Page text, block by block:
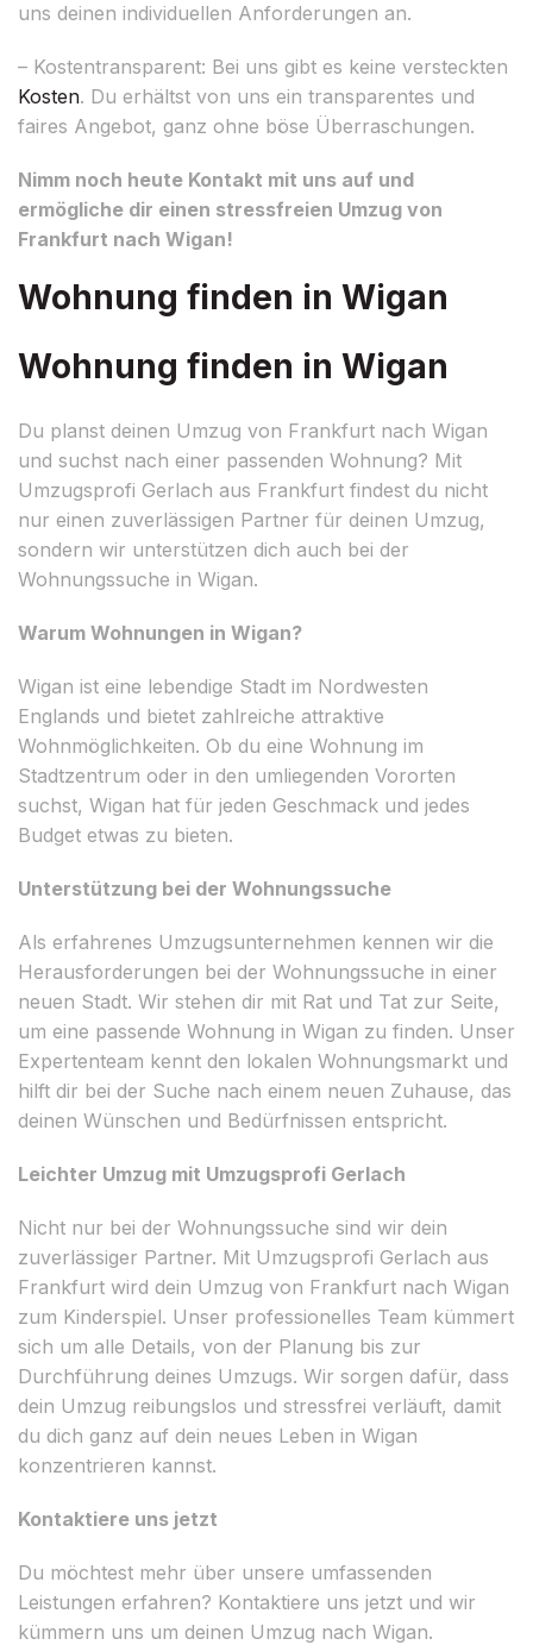
uns deinen individuellen Anforderungen an.
– Kostentransparent: Bei uns gibt es keine versteckten
Kosten. Du erhältst von uns ein transparentes und
faires Angebot, ganz ohne böse Überraschungen.
Nimm noch heute Kontakt mit uns auf und
ermögliche dir einen stressfreien Umzug von
Frankfurt nach Wigan!
Wohnung finden in Wigan
Wohnung finden in Wigan
Du planst deinen Umzug von Frankfurt nach Wigan
und suchst nach einer passenden Wohnung? Mit
Umzugsprofi Gerlach aus Frankfurt findest du nicht
nur einen zuverlässigen Partner für deinen Umzug,
sondern wir unterstützen dich auch bei der
Wohnungssuche in Wigan.
Warum Wohnungen in Wigan?
Wigan ist eine lebendige Stadt im Nordwesten
Englands und bietet zahlreiche attraktive
Wohnmöglichkeiten. Ob du eine Wohnung im
Stadtzentrum oder in den umliegenden Vororten
suchst, Wigan hat für jeden Geschmack und jedes
Budget etwas zu bieten.
Unterstützung bei der Wohnungssuche
Als erfahrenes Umzugsunternehmen kennen wir die
Herausforderungen bei der Wohnungssuche in einer
neuen Stadt. Wir stehen dir mit Rat und Tat zur Seite,
um eine passende Wohnung in Wigan zu finden. Unser
Expertenteam kennt den lokalen Wohnungsmarkt und
hilft dir bei der Suche nach einem neuen Zuhause, das
deinen Wünschen und Bedürfnissen entspricht.
Leichter Umzug mit Umzugsprofi Gerlach
Nicht nur bei der Wohnungssuche sind wir dein
zuverlässiger Partner. Mit Umzugsprofi Gerlach aus
Frankfurt wird dein Umzug von Frankfurt nach Wigan
zum Kinderspiel. Unser professionelles Team kümmert
sich um alle Details, von der Planung bis zur
Durchführung deines Umzugs. Wir sorgen dafür, dass
dein Umzug reibungslos und stressfrei verläuft, damit
du dich ganz auf dein neues Leben in Wigan
konzentrieren kannst.
Kontaktiere uns jetzt
Du möchtest mehr über unsere umfassenden
Leistungen erfahren? Kontaktiere uns jetzt und wir
kümmern uns um deinen Umzug nach Wigan.